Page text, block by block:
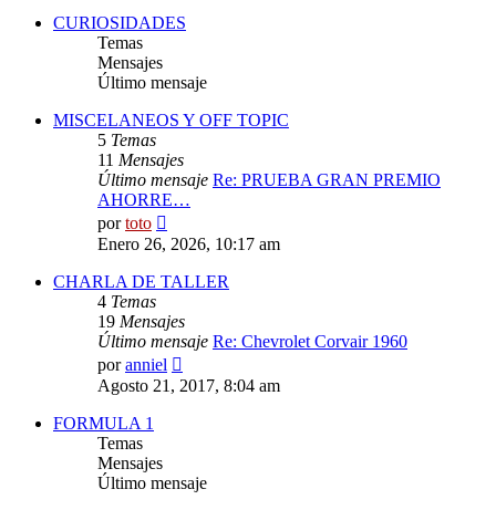
CURIOSIDADES
Temas
Mensajes
Último mensaje
MISCELANEOS Y OFF TOPIC
5 Temas
11 Mensajes
Último mensaje Re: PRUEBA GRAN PREMIO
AHORRE…
portoto
último
Enero 26, 2026, 10:17 am
CHARLA DE TALLER
4 Temas
19 Mensajes
Último mensaje Re: Chevrolet Corvair 1960
poranniel
último
Agosto 21, 2017, 8:04 am
FORMULA 1
Temas
Mensajes
Último mensaje